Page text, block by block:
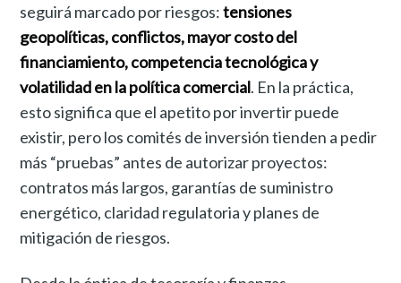
seguirá marcado por riesgos:tensiones
geopolíticas, conflictos, mayor costo del
financiamiento, competencia tecnológica y
volatilidad en la política comercial. En la práctica,
esto significa que el apetito por invertir puede
existir, pero los comités de inversión tienden a pedir
más “pruebas” antes de autorizar proyectos:
contratos más largos, garantías de suministro
energético, claridad regulatoria y planes de
mitigación de riesgos.